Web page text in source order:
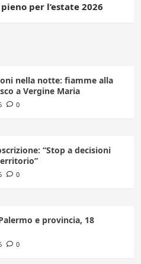
per l’estate 2026
nella notte: fiamme alla
a Vergine Maria
0
“Stop a decisioni
0
e provincia, 18
0